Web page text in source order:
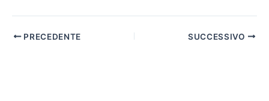
PRECEDENTE SUCCESSIVO